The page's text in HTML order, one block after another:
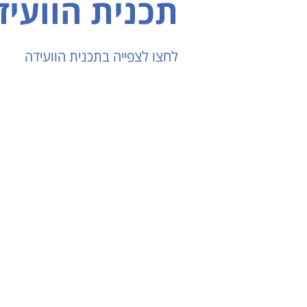
תכנית
לחצו לצפייה בתכנית הוועידה